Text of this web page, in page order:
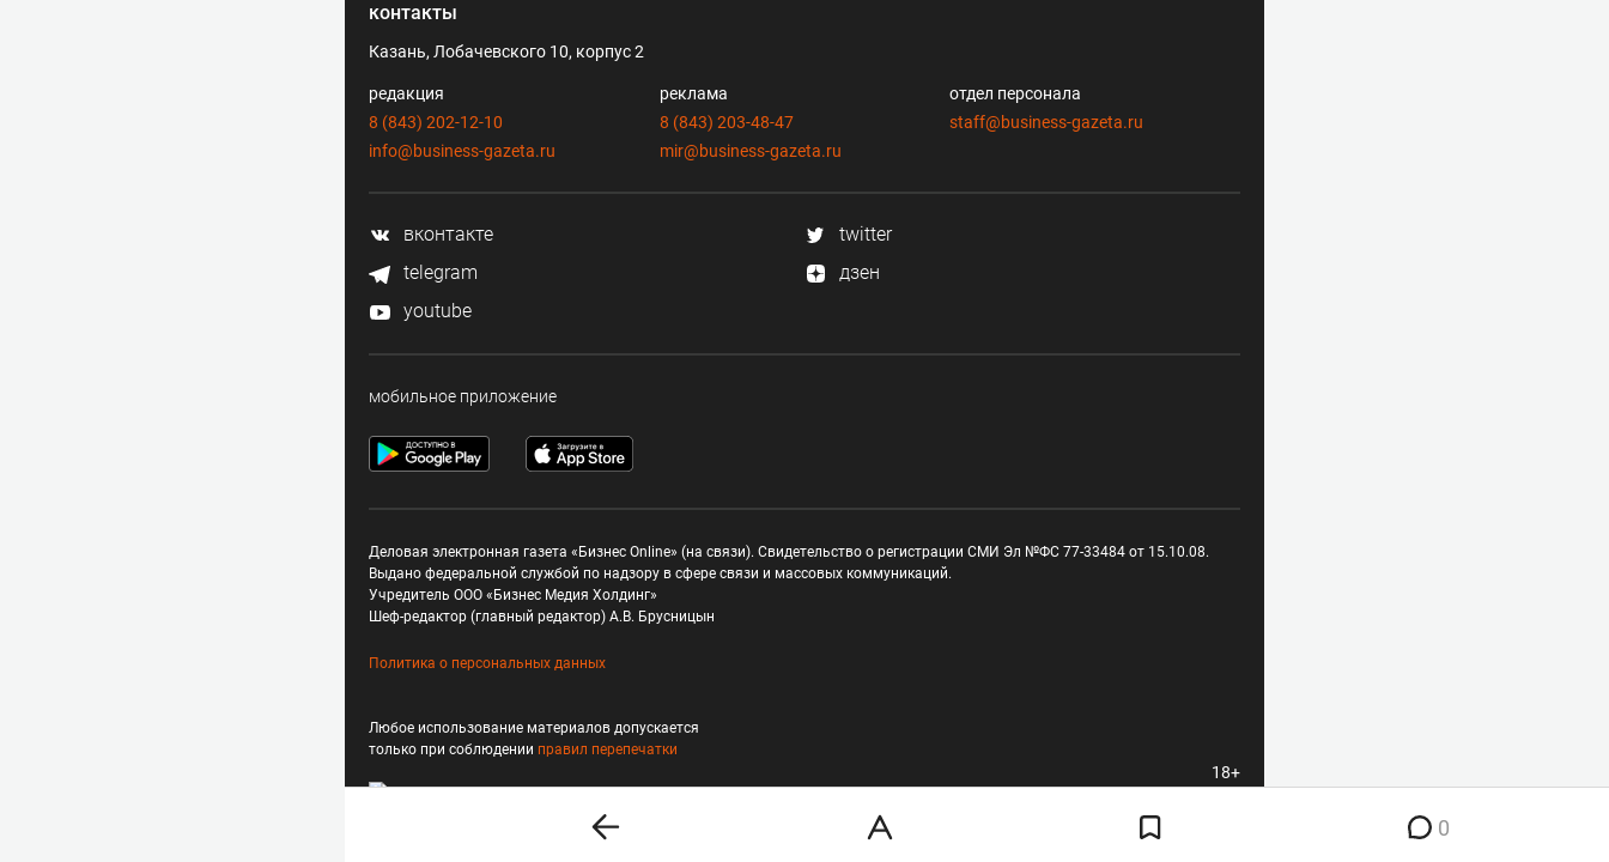
0
контакты
Казань, Лобачевского 10, корпус 2
редакция
8 (843) 202-12-10
info@business-gazeta.ru
реклама
8 (843) 203-48-47
mir@business-gazeta.ru
отдел персонала
staff@business-gazeta.ru
вконтакте
twitter
telegram
дзен
youtube
мобильное приложение
Деловая электронная газета «Бизнес Online» (на связи). Свидетельство о регистрации СМИ Эл №ФС 77-33484 от 15.10.08.
Выдано федеральной службой по надзору в сфере связи и массовых коммуникаций.
Учредитель ООО «Бизнес Медия Холдинг»
Шеф-редактор (главный редактор) А.В. Брусницын
Политика о персональных данных
Любое использование материалов допускается
только при соблюдении правил перепечатки
18+